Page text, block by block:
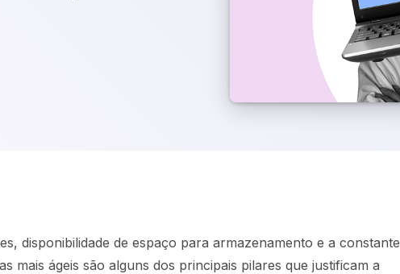
disponibilidade de espaço para armazenamento e a constante
mais ágeis são alguns dos principais pilares que justificam a